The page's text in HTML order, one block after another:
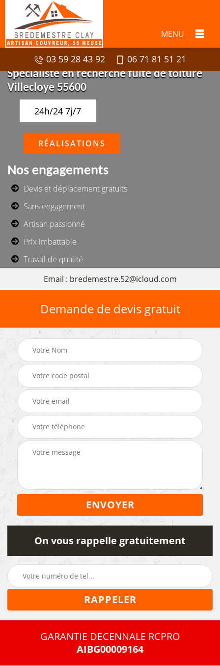
MENU
03 59 28 43 92
06 71 81 51 21
Spécialiste en recherche fuite de toiture
Villecloye 55600
24h/24 7j/7
RÉALISATIONS
Nos engagements
Devis et déplacement gratuits
Sans engagement
Artisan passionné
Prix imbattable
Travail de qualité
Email : bredemestre.52@icloud.com
Demande de devis gratuit
On vous rappelle gratuitement
GARANTIE DECENNALE RCPRO
AIBG00009164